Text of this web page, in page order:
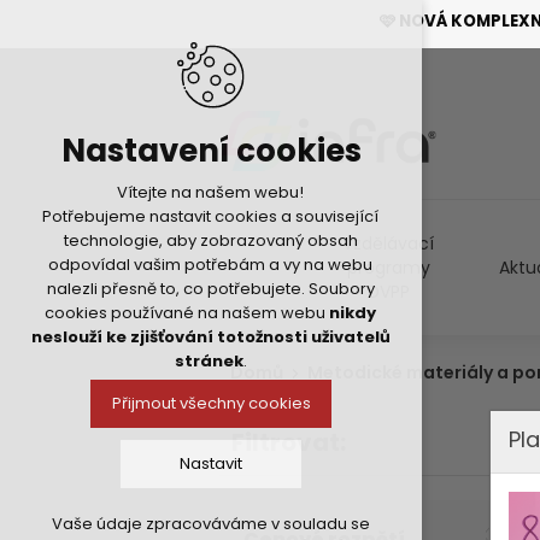
🩷 NOVÁ
Nastavení cookies
Vítejte na našem webu!
Potřebujeme nastavit cookies a související
technologie, aby zobrazovaný obsah
odpovídal vašim potřebám a vy na webu
nalezli přesně to, co potřebujete. Soubory
cookies používané na našem webu nikdy
neslouží ke zjišťování totožnosti uživatelů
stránek.
Přijmout všechny cookies
Nastavit
Vaše údaje zpracováváme v souladu se
Vzdělávací
programy
DVPP
Domů Metodické materiály a
Filtrovat: